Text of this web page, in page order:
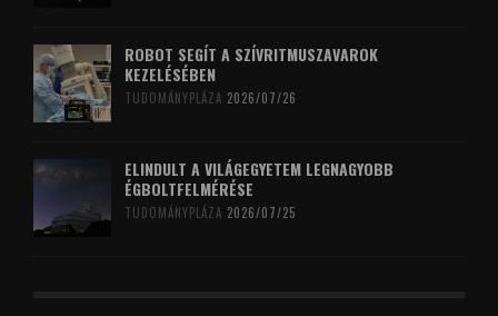
ROBOT SEGÍT A SZÍVRITMUSZAVAROK
KEZELÉSÉBEN
TUDOMÁNYPLÁZA 2026/07/26
ELINDULT A VILÁGEGYETEM LEGNAGYOBB
ÉGBOLTFELMÉRÉSE
TUDOMÁNYPLÁZA 2026/07/25